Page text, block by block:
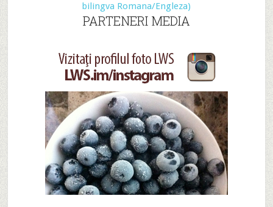
PARTENERI MEDIA